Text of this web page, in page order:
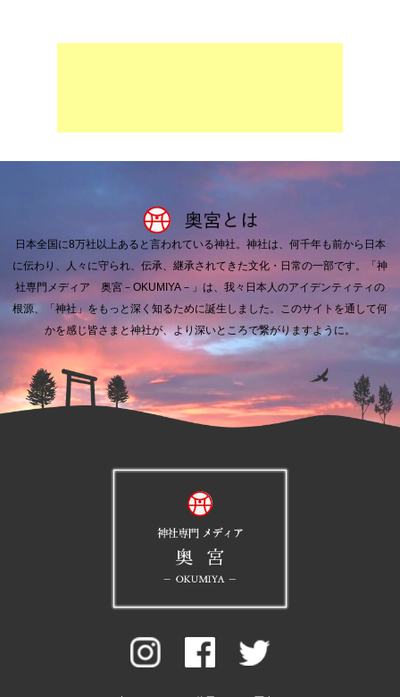
日本全国に8万社以上あると言われている神社。 神社は、何千年も前から日本
に伝わり、人々に守られ、伝承、継承されてきた文化・日常の一部です。
「神
社専門メディア 奥宮－OKUMIYA－」は、我々日本人のアイデンティティの
根源、「神社」をもっと深く知るために誕生しました。 このサイトを通して何
かを感じ皆さまと神社が、より深いところで繋がりますように。